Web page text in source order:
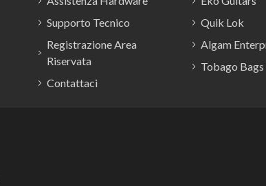
Supporto Tecnico
Registrazione Area
Riservata
Contattaci
Quik Lok
Algam
Tobago Bags